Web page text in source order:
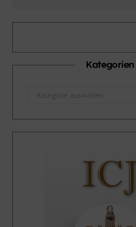
Kategorien